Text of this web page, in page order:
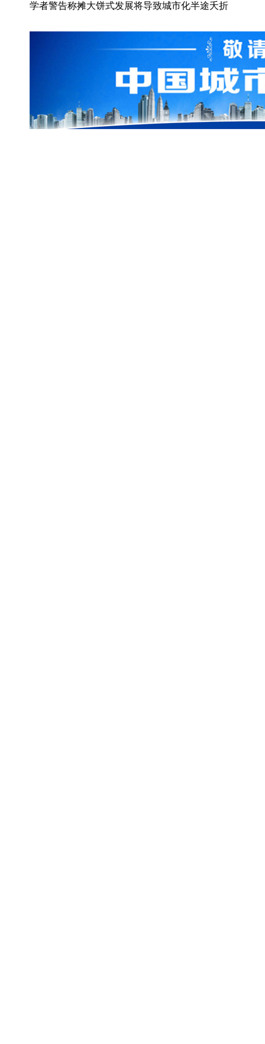
学者警告称摊大饼式发展将导致城市化半途夭折